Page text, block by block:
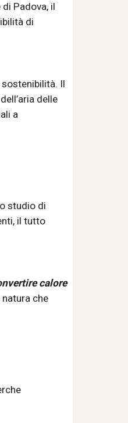
Padova, il
di
Il
delle
a
studio di
il tutto
calore
che